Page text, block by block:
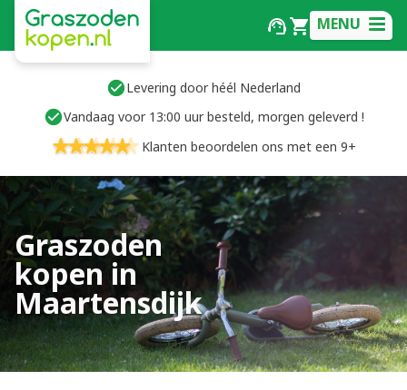
MENU
Levering door héél Nederland
Vandaag voor 13:00 uur besteld, morgen geleverd !
Klanten beoordelen ons met een 9+
Graszoden
kopen in
Maartensdijk